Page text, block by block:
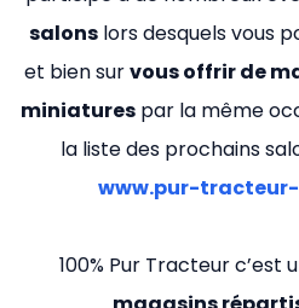
salons lors desquels vous
et bien survous offrir de
miniatures par la même
la liste des prochains
www.pur-
100% Pur Tracteur c’est